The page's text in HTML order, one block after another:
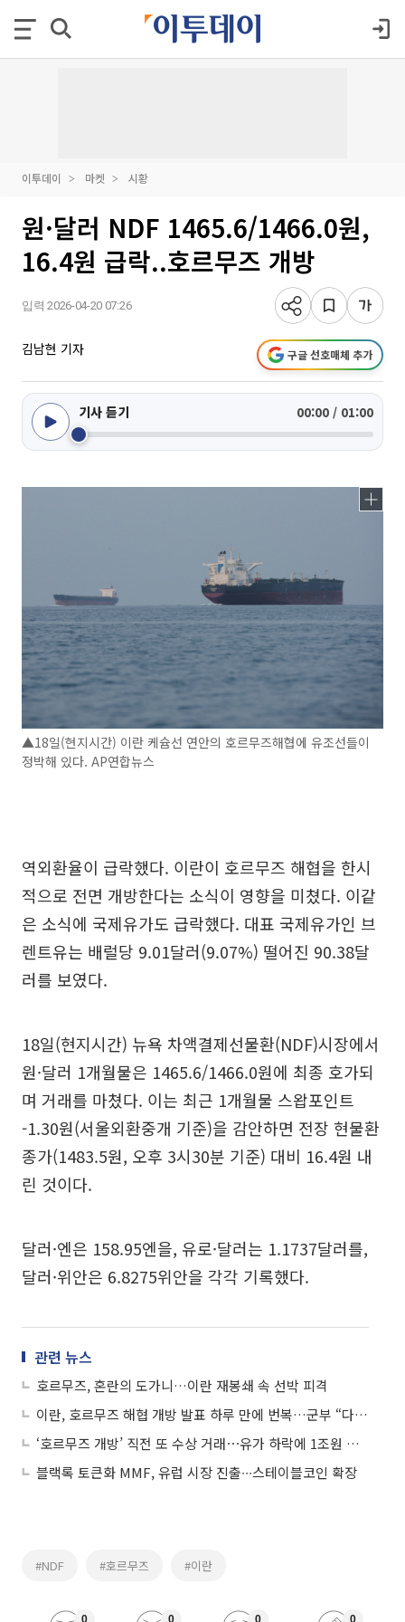
이투데이 마켓 시황
원·달러 NDF 1465.6/1466.0원,
16.4원 급락..호르무즈 개방
입력 2026-04-20 07:26
김남현 기자 구글 선호매체 추가
기사 듣기 00:00 / 01:00
▲18일(현지시간) 이란 케슘선 연안의 호르무즈해협에 유조선들이
정박해 있다. AP연합뉴스
역외환율이 급락했다. 이란이 호르무즈 해협을 한시
적으로 전면 개방한다는 소식이 영향을 미쳤다. 이같
은 소식에 국제유가도 급락했다. 대표 국제유가인 브
렌트유는 배럴당 9.01달러(9.07%) 떨어진 90.38달
러를 보였다.
18일(현지시간) 뉴욕 차액결제선물환(NDF)시장에서
원·달러 1개월물은 1465.6/1466.0원에 최종 호가되
며 거래를 마쳤다. 이는 최근 1개월물 스왑포인트
-1.30원(서울외환중개 기준)을 감안하면 전장 현물환
종가(1483.5원, 오후 3시30분 기준) 대비 16.4원 내
린 것이다.
달러·엔은 158.95엔을, 유로·달러는 1.1737달러를,
달러·위안은 6.8275위안을 각각 기록했다.
관련 뉴스
호르무즈, 혼란의 도가니…이란 재봉쇄 속 선박 피격
이란, 호르무즈 해협 개방 발표 하루 만에 번복…군부 “다시 통제”
‘호르무즈 개방’ 직전 또 수상 거래⋯유가 하락에 1조원 베팅
블랙록 토큰화 MMF, 유럽 시장 진출∙∙∙스테이블코인 확장
#NDF #호르무즈 #이란